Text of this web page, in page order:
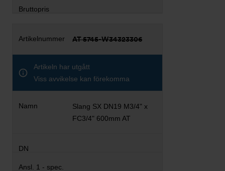
AT 5745-W34323306
Artikeln har utgått
Viss avvikelse kan förekomma
Slang SX DN19 M3/4" x
FC3/4" 600mm AT